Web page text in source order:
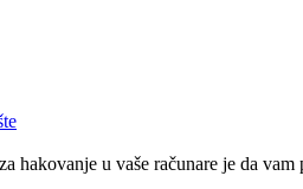
hakovanje u vaše računare je da